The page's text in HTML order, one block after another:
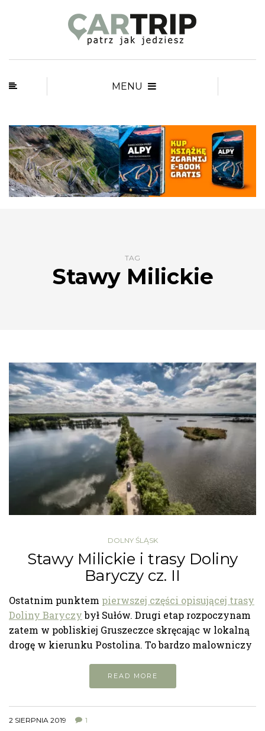
MENU
TAG
Stawy Milickie
DOLNY ŚLĄSK
Stawy Milickie i trasy Doliny
Baryczy cz. II
Ostatnim punktem pierwszej części opisującej trasy
Doliny Baryczybył Sułów. Drugi etap rozpoczynam
zatem w pobliskiej Gruszeczce skręcając w lokalną
drogę w kierunku Postolina. To bardzo malowniczy
READ MORE
2 SIERPNIA 2019 1